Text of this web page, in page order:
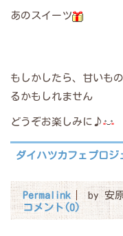
あのスイーツ
もしかしたら、甘いも
るかもしれません
どうぞお楽しみに♪
ダイハツカフェプロジ
Permalink by 安
コメント(0)